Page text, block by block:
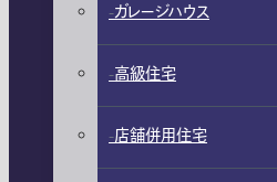
ガレージハウス
高級住宅
店舗併用住宅